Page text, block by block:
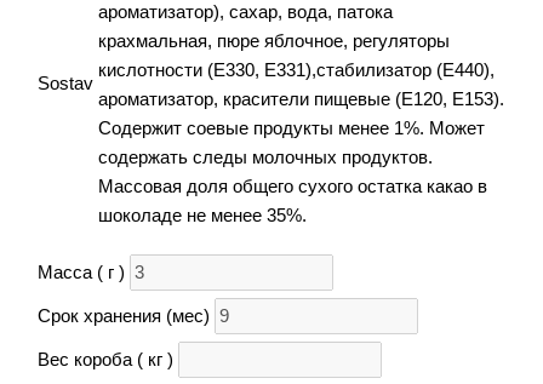
Sostav
ароматизатор), сахар, вода, патока
крахмальная, пюре яблочное, регуляторы
кислотности (Е330, Е331),стабилизатор (Е440),
ароматизатор, красители пищевые (Е120, Е153).
Содержит соевые продукты менее 1%. Может
содержать следы молочных продуктов.
Массовая доля общего сухого остатка какао в
шоколаде не менее 35%.
Масса ( г )
Срок хранения (мес)
Вес короба ( кг )